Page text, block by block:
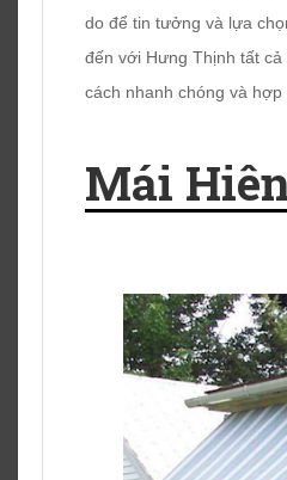
do để tin tưởng và lựa
đến với Hưng Thịnh tất
cách nhanh chóng và hợp
Mái